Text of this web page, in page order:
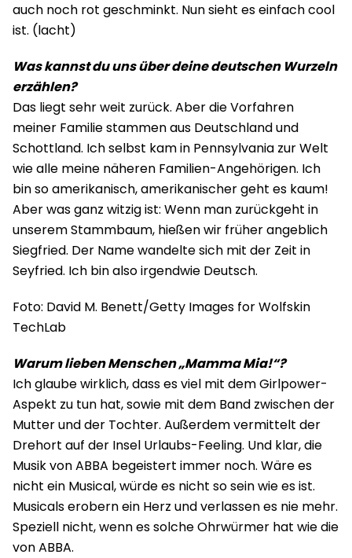
auch noch rot geschminkt. Nun sieht es einfach cool
ist. (lacht)
Was kannst du uns über deine deutschen Wurzeln
erzählen?
Das liegt sehr weit zurück. Aber die Vorfahren
meiner Familie stammen aus Deutschland und
Schottland. Ich selbst kam in Pennsylvania zur Welt
wie alle meine näheren Familien-Angehörigen. Ich
bin so amerikanisch, amerikanischer geht es kaum!
Aber was ganz witzig ist: Wenn man zurückgeht in
unserem Stammbaum, hießen wir früher angeblich
Siegfried. Der Name wandelte sich mit der Zeit in
Seyfried. Ich bin also irgendwie Deutsch.
Foto: David M. Benett/Getty Images for Wolfskin
TechLab
Warum lieben Menschen „Mamma Mia!“?
Ich glaube wirklich, dass es viel mit dem Girlpower-
Aspekt zu tun hat, sowie mit dem Band zwischen der
Mutter und der Tochter. Außerdem vermittelt der
Drehort auf der Insel Urlaubs-Feeling. Und klar, die
Musik von ABBA begeistert immer noch. Wäre es
nicht ein Musical, würde es nicht so sein wie es ist.
Musicals erobern ein Herz und verlassen es nie mehr.
Speziell nicht, wenn es solche Ohrwürmer hat wie die
von ABBA.